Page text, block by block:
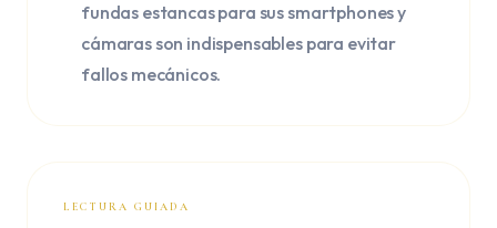
fundas estancas para sus smartphones y
cámaras son indispensables para evitar
fallos mecánicos.
LECTURA GUIADA